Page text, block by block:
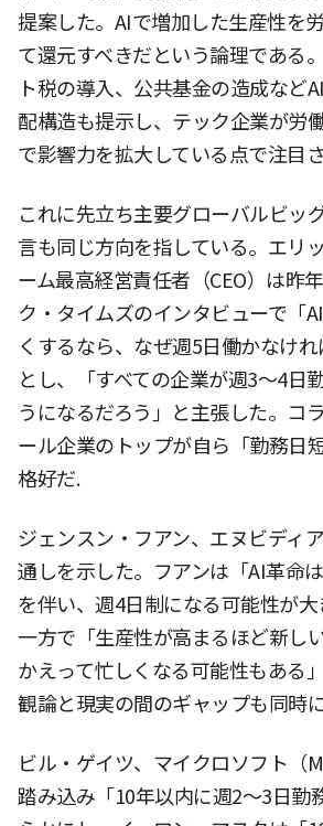
提案した。AIで増加した生産性を
て還元すべきだという論理である
ト税の導入、公共基金の造成など
配構造も提示し、テック企業が労
で影響力を拡大している点で注目
これに先立ち主要グローバルビッ
言も同じ方向を指している。エリ
ーム最高経営責任者（CEO）は昨
ク・タイムズのインタビューで「
くするなら、なぜ週5日働かなけれ
とし、「すべての企業が週3〜4日
うになるだろう」と主張した。コ
ール企業のトップが自ら「勤務日
格好だ.
ジェンスン・フアン、エヌビディ
通しを示した。フアンは「AI革命
を伴い、週4日制になる可能性が大
一方で「生産性が高まるほど新し
かえって忙しくなる可能性もある
観論と現実の間のギャップも同時
ビル・ゲイツ、マイクロソフト（
踏み込み「10年以内に週2〜3日勤